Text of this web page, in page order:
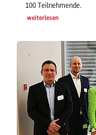
100 Teilnehmende.
weiterlesen